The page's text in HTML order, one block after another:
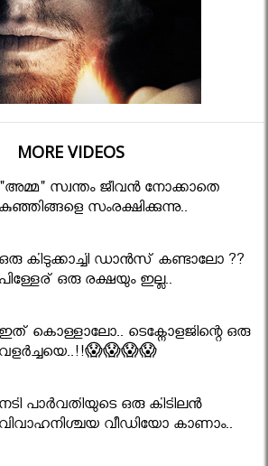
MORE VIDEOS
"അമ്മ" സ്വന്തം ജീവൻ നോക്കാതെ
കുഞ്ഞിങ്ങളെ സംരക്ഷിക്കുന്നു..
ഒരു കിടുക്കാച്ചി ഡാൻസ് കണ്ടാലോ ??
പിള്ളേര് ഒരു രക്ഷയും ഇല്ല..
ഇത് കൊള്ളാലോ.. ടെക്നോളജിന്റെ ഒരു
വളർച്ചയെ..!!😱😱😱😱
നടി പാർവതിയുടെ ഒരു കിടിലൻ
വിവാഹനിശ്ചയ വീഡിയോ കാണാം..